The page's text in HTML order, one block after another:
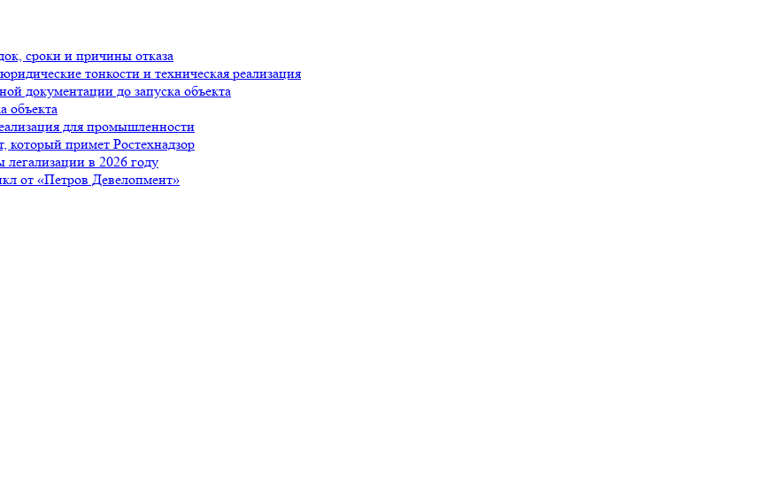
сроки и причины отказа
тонкости и техническая реализация
документации до запуска объекта
объекта
для промышленности
который примет Ростехнадзор
в 2026 году
от «Петров Девелопмент»